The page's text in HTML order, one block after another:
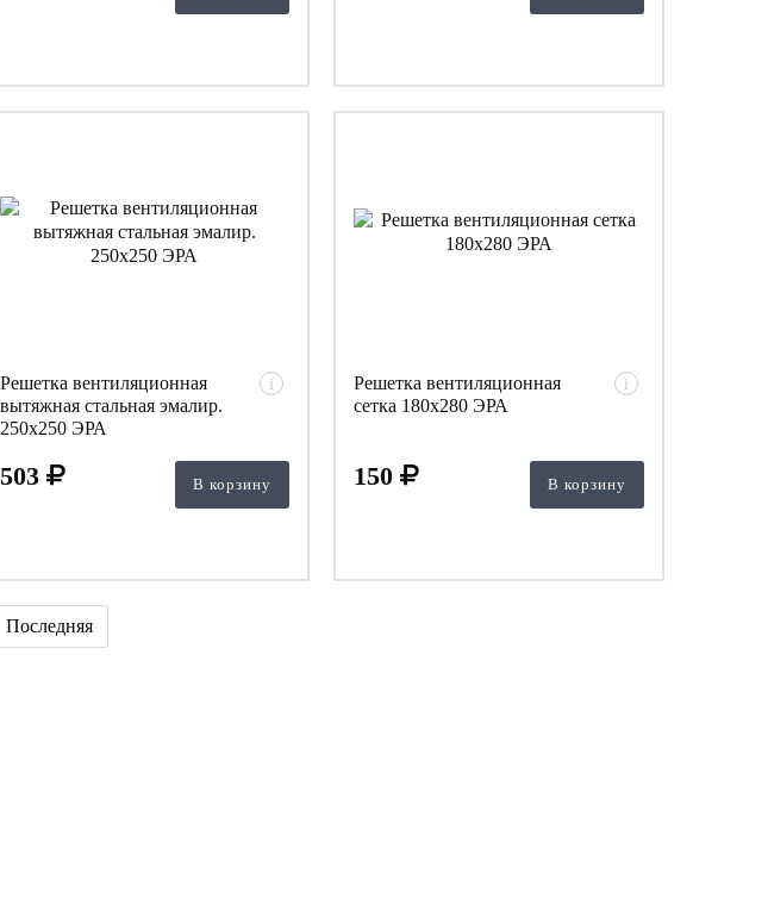
Решетка вентиляционная
вытяжная стальная эмалир.
250х250 ЭРА
i
503 В корзину
Решетка вентиляционная
сетка 180х280 ЭРА
i
150 В корзину
Последняя